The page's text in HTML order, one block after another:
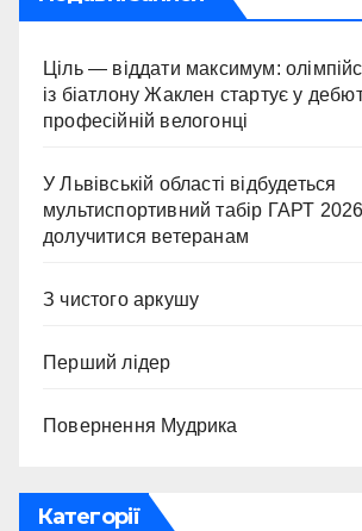
Ціль — віддати максимум:
із біатлону Жаклен стартує у
професійній велогонці
У Львівській області відбудеться
мультиспортивний табір ГАРТ
долучитися ветеранам
З чистого аркушу
Перший лідер
Повернення Мудрика
Категорії